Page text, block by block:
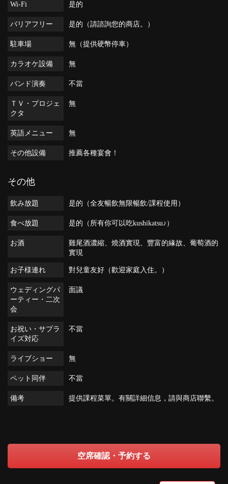
Wi-Fi 是的
バリアフリー 是的（請諮詢您的商店。）
駐車場 無（提供硬幣停車）
カラオケ設備 無
バンド演奏 不當
ＴＶ・プロジェ
クタ
無
英語メニュー 無
その他設備 推薦各種宴會！
その他
飲み放題 是的（全友暢飲無限暢飲/課程使用）
食べ放題 是的（所有你可以吃kushikatsu♪）
お酒
雞尾酒濃縮、燒酒實現、豐富的緣故、葡萄酒的
實現
お子様連れ 對兒童友好（歡迎家庭入住。）
ウェディングパ
ーティー・二次
会
面議
お祝い・サプラ
イズ対応
不當
ライブショー 無
ペット同伴 不當
備考 提供課程菜單。有關詳細信息，請與商店聯繫。
空席確認・予約する